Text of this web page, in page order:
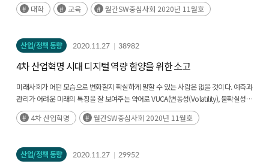
교육과정에(후략)
대학 교육 월간SW중심사회 2020년 11월호
산업/정책 동향 2020.11.27 38982
4차 산업혁명 시대 디지털 역량 함양을 위한 소고
미래사회가 어떤 모습으로 변화할지 확실하게 말할 수 있는 사람은 없을 것이다. 예측과
관리가 어려운 미래의 특징을 잘 보여주는 약어로 VUCA(변동성(Volatility), 불확실성
(Uncertainty), 복잡성(Complexity), 모호성(Ambiguity))라는(후략)
4차 산업혁명 월간SW중심사회 2020년 11월호
산업/정책 동향 2020.11.27 29952